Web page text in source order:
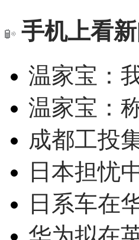
手机上看新
温家宝：
温家宝：
成都工投
日本担忧
日系车在